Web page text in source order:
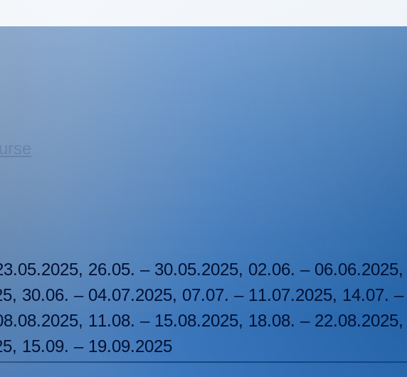
26.05. – 30.05.2025, 02.06. –
30.06. – 04.07.2025, 07.07. – 11.07.2025, 14.07.
11.08. – 15.08.2025, 18.08. –
15.09. – 19.09.2025